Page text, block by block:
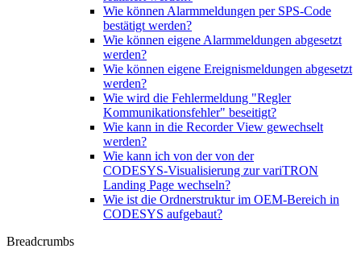
Wie können Alarmmeldungen per SPS-Code
bestätigt werden?
Wie können eigene Alarmmeldungen abgesetzt
werden?
Wie können eigene Ereignismeldungen abgesetzt
werden?
Wie wird die Fehlermeldung "Regler
Kommunikationsfehler" beseitigt?
Wie kann in die Recorder View gewechselt
werden?
Wie kann ich von der von der
CODESYS‑Visualisierung zur variTRON
Landing Page wechseln?
Wie ist die Ordnerstruktur im OEM-Bereich in
CODESYS aufgebaut?
Breadcrumbs